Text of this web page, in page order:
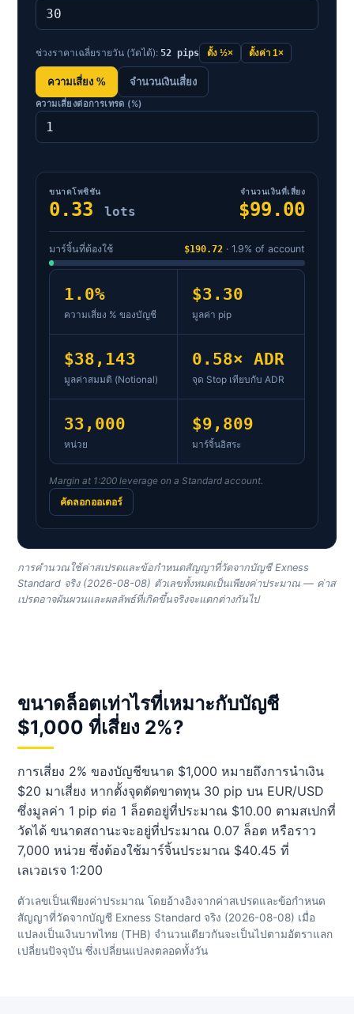
ช่วงราคาเฉลี่ยรายวัน (วัดได้): 52 pips ตั้ง ½× ตั้งค่า 1×
ความเสี่ยง % จำนวนเงินเสี่ยง
ความเสี่ยงต่อการเทรด (%)
ขนาดโพซิชัน
0.33 lots
จำนวนเงินที่เสี่ยง
$99.00
มาร์จิ้นที่ต้องใช้ $190.72 · 1.9% of account
1.0%
ความเสี่ยง % ของบัญชี
$3.30
มูลค่า pip
$38,143
มูลค่าสมมติ (Notional)
0.58× ADR
จุด Stop เทียบกับ ADR
33,000
หน่วย
$9,809
มาร์จิ้นอิสระ
Margin at 1:200 leverage on a Standard account.
คัดลอกออเดอร์
การคำนวณใช้ค่าสเปรดและข้อกำหนดสัญญาที่วัดจากบัญชี Exness
Standard จริง (2026-08-08) ตัวเลขทั้งหมดเป็นเพียงค่าประมาณ — ค่าส
เปรดอาจผันผวนและผลลัพธ์ที่เกิดขึ้นจริงจะแตกต่างกันไป
ขนาดล็อตเท่าไรที่เหมาะกับบัญชี
$1,000 ที่เสี่ยง 2%?
การเสี่ยง 2% ของบัญชีขนาด $1,000 หมายถึงการนำเงิน
$20 มาเสี่ยง หากตั้งจุดตัดขาดทุน 30 pip บน EUR/USD
ซึ่งมูลค่า 1 pip ต่อ 1 ล็อตอยู่ที่ประมาณ $10.00 ตามสเปกที่
วัดได้ ขนาดสถานะจะอยู่ที่ประมาณ 0.07 ล็อต หรือราว
7,000 หน่วย ซึ่งต้องใช้มาร์จิ้นประมาณ $40.45 ที่
เลเวอเรจ 1:200
ตัวเลขเป็นเพียงค่าประมาณ โดยอ้างอิงจากค่าสเปรดและข้อกำหนด
สัญญาที่วัดจากบัญชี Exness Standard จริง (2026-08-08) เมื่อ
แปลงเป็นเงินบาทไทย (THB) จำนวนเดียวกันจะเป็นไปตามอัตราแลก
เปลี่ยนปัจจุบัน ซึ่งเปลี่ยนแปลงตลอดทั้งวัน